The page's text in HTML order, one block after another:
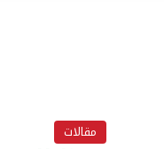
مقالات